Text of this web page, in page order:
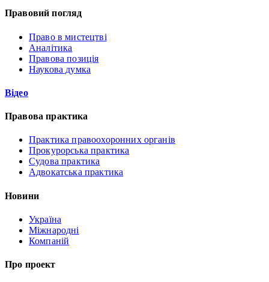
Правовий погляд
Право в мистецтві
Аналітика
Правова позиція
Наукова думка
Відео
Правова практика
Практика правоохоронних органів
Прокурорська практика
Судова практика
Адвокатська практика
Новини
Україна
Міжнародні
Компаній
Про проект